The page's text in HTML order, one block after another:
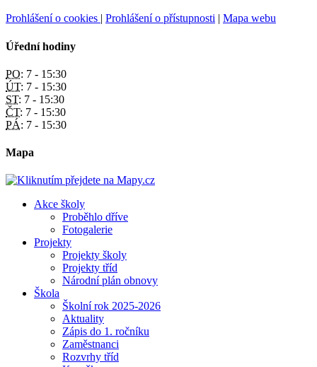
Prohlášení o cookies | Prohlášení o přístupnosti | Mapa webu
Úřední hodiny
PO: 7 - 15:30
ÚT: 7 - 15:30
ST: 7 - 15:30
ČT: 7 - 15:30
PÁ: 7 - 15:30
Mapa
Akce školy
Proběhlo dříve
Fotogalerie
Projekty
Projekty školy
Projekty tříd
Národní plán obnovy
Škola
Školní rok 2025-2026
Aktuality
Zápis do 1. ročníku
Zaměstnanci
Rozvrhy tříd